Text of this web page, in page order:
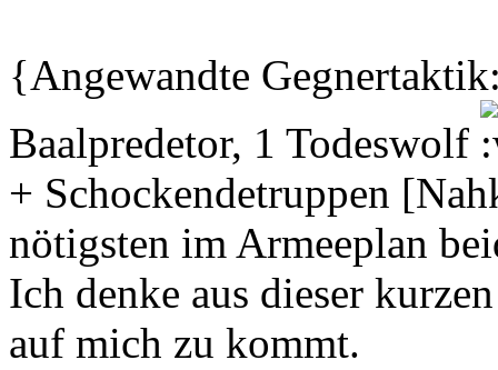
{Angewandte
Baalpredetor, 1 Todeswolf
+ Schockendetruppen
nötigsten im Armeeplan
Ich denke aus dieser
auf mich zu kommt.